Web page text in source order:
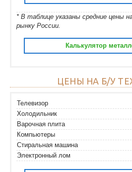
* В таблице указаны средние цены
рынку России.
Калькулятор
ЦЕНЫ НА Б/У
Телевизор
Холодильник
Варочная плита
Компьютеры
Стиральная машина
Электронный лом